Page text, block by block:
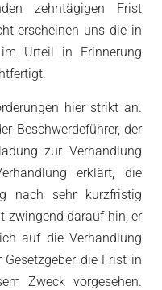
zehntägigen Frist
erscheinen uns die in
Urteil in Erinnerung
hier strikt an.
Beschwerdeführer, der
zur Verhandlung
erklärt, die
nach sehr kurzfristig
zwingend darauf hin, er
auf die Verhandlung
die Frist in
Zweck vorgesehen.